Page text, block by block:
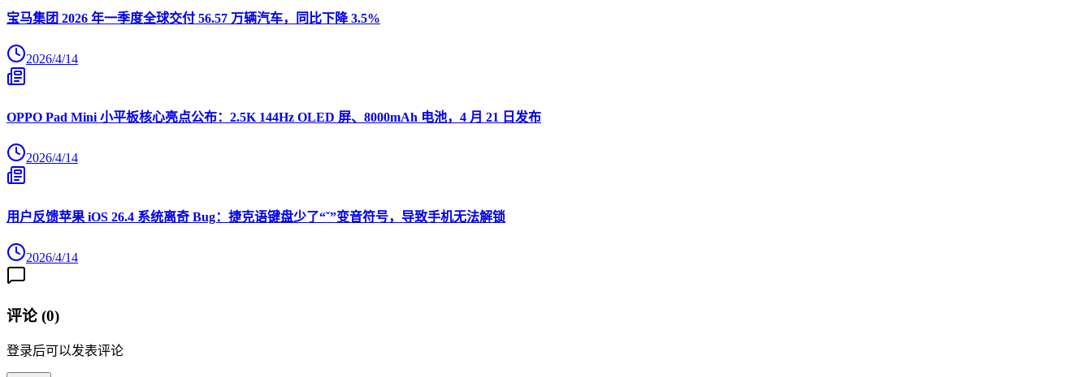
宝马集团 2026 年一季度全球交付 56.57 万辆汽车，同比下降 3.5%
2026/4/14
OPPO Pad Mini 小平板核心亮点公布：2.5K 144Hz OLED 屏、8000mAh 电池，4 月 21 日发布
2026/4/14
用户反馈苹果 iOS 26.4 系统离奇 Bug：捷克语键盘少了“ˇ”变音符号，导致手机无法解锁
2026/4/14
评论 (0)
登录后可以发表评论